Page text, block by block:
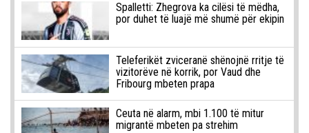
Spalletti: Zhegrova ka cilësi të mëdha,
por duhet të luajë më shumë për ekipin
Teleferikët zviceranë shënojnë rritje të
vizitorëve në korrik, por Vaud dhe
Fribourg mbeten prapa
Ceuta në alarm, mbi 1.100 të mitur
migrantë mbeten pa strehim